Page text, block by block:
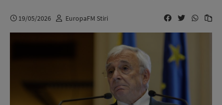
19/05/2026 EuropaFM Stiri